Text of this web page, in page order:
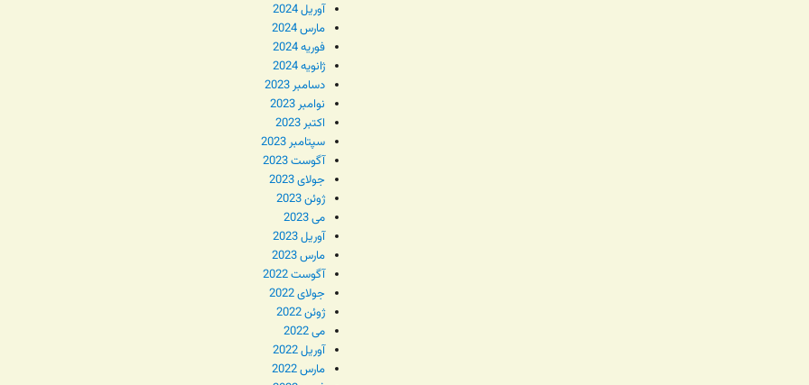
آوریل 2024
مارس 2024
فوریه 2024
ژانویه 2024
دسامبر 2023
نوامبر 2023
اکتبر 2023
سپتامبر 2023
آگوست 2023
جولای 2023
ژوئن 2023
می 2023
آوریل 2023
مارس 2023
آگوست 2022
جولای 2022
ژوئن 2022
می 2022
آوریل 2022
مارس 2022